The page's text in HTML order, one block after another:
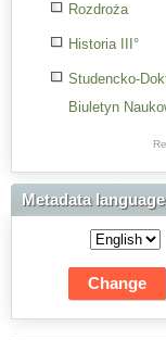
Rozdroża
Historia III°
Studencko-
Biuletyn
Res
Science
Biuletyn
WSP w
Metadata